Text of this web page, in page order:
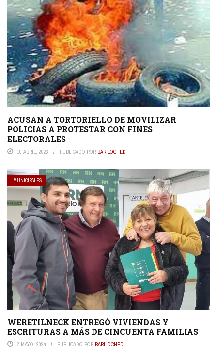
ACUSAN A TORTORIELLO DE MOVILIZAR
POLICIAS A PROTESTAR CON FINES
ELECTORALES
10 ABRIL, 2023 PUBLICADO POR BARILOCHED
MUNICIPALES
WERETILNECK ENTREGÓ VIVIENDAS Y
ESCRITURAS A MÁS DE CINCUENTA FAMILIAS
2 MAYO, 2024 PUBLICADO POR BARILOCHED